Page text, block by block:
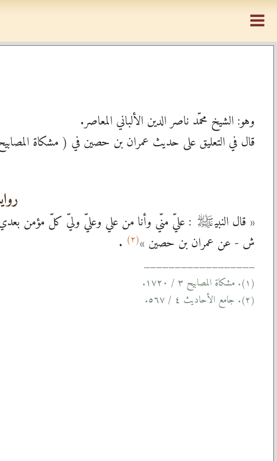
وهو: الشيخ محمّد ناصر الدين الألباني المعاصر.
قال في التعليق على حديث عمران بن حصين في ( مشكاة
« قال النبيصلى‌الله‌عليه‌وآله : عليّ منّي وأنا من علي وعليّ وليّ كلّ مؤمن
ش - عن عمران بن حصين »(٢)
.
__________________
(١). مشكاة المصابيح ٣ / ١٧٢٠.
(٢). جامع الأحاديث ٤ / ٥٦٧.